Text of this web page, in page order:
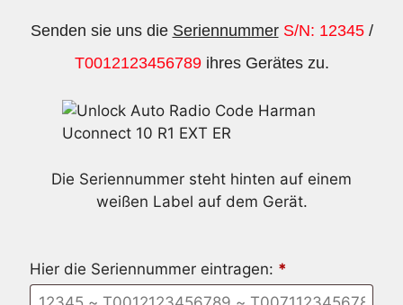
Senden sie uns die Seriennummer S/N: 12345/
T0012123456789 ihres Gerätes zu.
Die Seriennummer steht hinten auf einem
weißen Label auf dem Gerät.
Hier die Seriennummer eintragen: *